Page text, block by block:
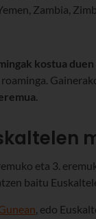
Zambia,
kostua
eta 3.
baitu
, edo